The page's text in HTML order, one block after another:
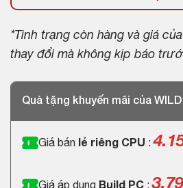
*Tình trạng còn hàng và giá
thay đổi mà không kịp báo
Quà tặng khuyến mãi của WILD
Giá bán lẻ riêng CPU :
Giá áp dụng Build PC :